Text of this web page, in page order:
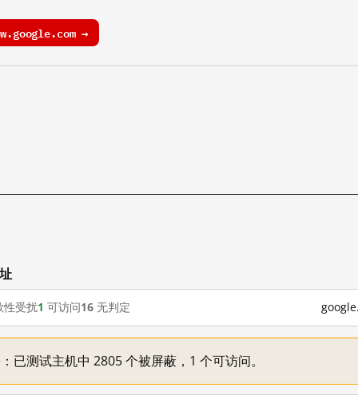
→
受扰1 可访问16 无判定
已测试主机中 2805 个被屏蔽，1 个可访问。